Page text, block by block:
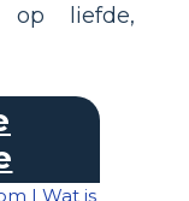
op liefde,